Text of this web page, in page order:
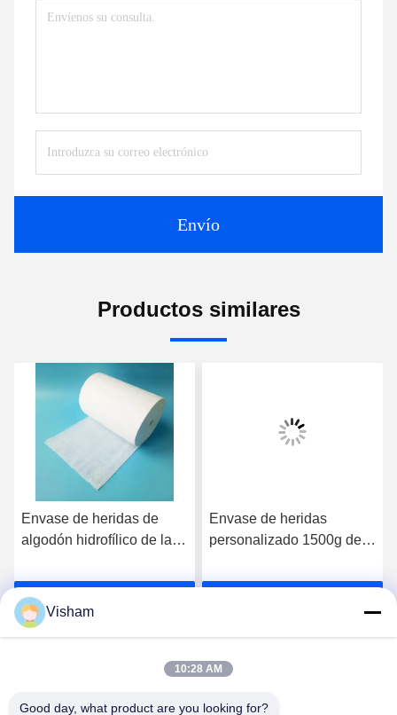
Envío
Productos similares
Envase de heridas de
algodón hidrofílico de lana
1500 g Envase de
algodón absorbente en
rollo médico blanqueado
Envase de heridas
personalizado 1500g de
de algodón blanqueado
Visham
10:28 AM
Good day, what product are you looking for?